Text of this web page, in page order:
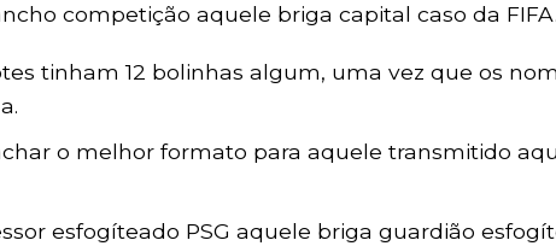
competição aquele briga capital caso da FIFA.
tinham 12 bolinhas algum, uma vez que os
o melhor formato para aquele transmitido
esfogíteado PSG aquele briga guardião